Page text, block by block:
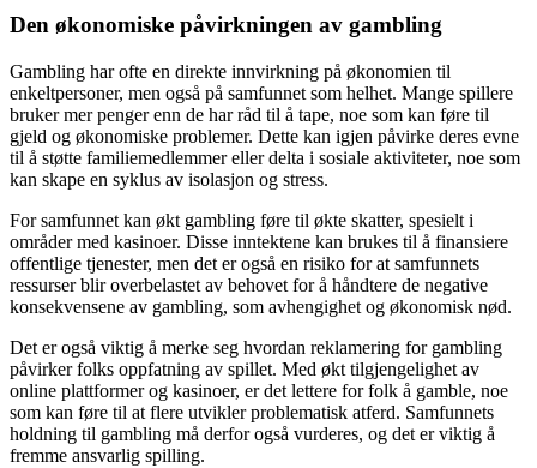
Den økonomiske påvirkningen av gambling
Gambling har ofte en direkte innvirkning på økonomien til
enkeltpersoner, men også på samfunnet som helhet. Mange spillere
bruker mer penger enn de har råd til å tape, noe som kan føre til
gjeld og økonomiske problemer. Dette kan igjen påvirke deres evne
til å støtte familiemedlemmer eller delta i sosiale aktiviteter, noe som
kan skape en syklus av isolasjon og stress.
For samfunnet kan økt gambling føre til økte skatter, spesielt i
områder med kasinoer. Disse inntektene kan brukes til å finansiere
offentlige tjenester, men det er også en risiko for at samfunnets
ressurser blir overbelastet av behovet for å håndtere de negative
konsekvensene av gambling, som avhengighet og økonomisk nød.
Det er også viktig å merke seg hvordan reklamering for gambling
påvirker folks oppfatning av spillet. Med økt tilgjengelighet av
online plattformer og kasinoer, er det lettere for folk å gamble, noe
som kan føre til at flere utvikler problematisk atferd. Samfunnets
holdning til gambling må derfor også vurderes, og det er viktig å
fremme ansvarlig spilling.